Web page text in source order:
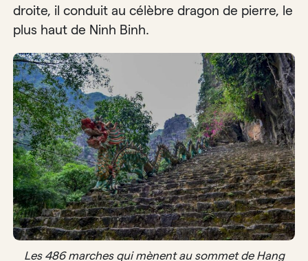
droite, il conduit au célèbre dragon de pierre, le
plus haut de Ninh Binh.
Les 486 marches qui mènent au sommet de Hang